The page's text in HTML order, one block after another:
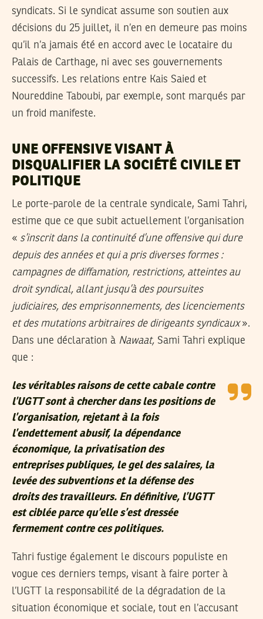
syndicats. Si le syndicat assume son soutien aux
décisions du 25 juillet, il n’en en demeure pas moins
qu’il n’a jamais été en accord avec le locataire du
Palais de Carthage, ni avec ses gouvernements
successifs. Les relations entre Kais Saied et
Noureddine Taboubi, par exemple, sont marqués par
un froid manifeste.
UNE OFFENSIVE VISANT À
DISQUALIFIER LA SOCIÉTÉ CIVILE ET
POLITIQUE
Le porte-parole de la centrale syndicale, Sami Tahri,
estime que ce que subit actuellement l’organisation
« s’inscrit dans la continuité d’une offensive qui dure
depuis des années et qui a pris diverses formes :
campagnes de diffamation, restrictions, atteintes au
droit syndical, allant jusqu’à des poursuites
judiciaires, des emprisonnements, des licenciements
et des mutations arbitraires de dirigeants syndicaux».
Dans une déclaration à Nawaat, Sami Tahri explique
que :
les véritables raisons de cette cabale contre
l’UGTT sont à chercher dans les positions de
l’organisation, rejetant à la fois
l’endettement abusif, la dépendance
économique, la privatisation des
entreprises publiques, le gel des salaires, la
levée des subventions et la défense des
droits des travailleurs. En définitive, l’UGTT
est ciblée parce qu’elle s’est dressée
fermement contre ces politiques.
Tahri fustige également le discours populiste en
vogue ces derniers temps, visant à faire porter à
l’UGTT la responsabilité de la dégradation de la
situation économique et sociale, tout en l’accusant